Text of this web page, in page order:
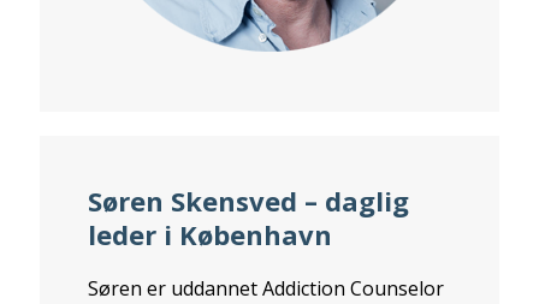
Søren Skensved – daglig
leder i København
Søren er uddannet Addiction Counselor